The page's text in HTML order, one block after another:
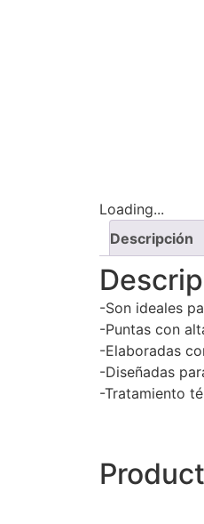
Loading...
Descripción
-Son ideales
-Puntas con
-Elaboradas
-Diseñadas
-Tratamiento